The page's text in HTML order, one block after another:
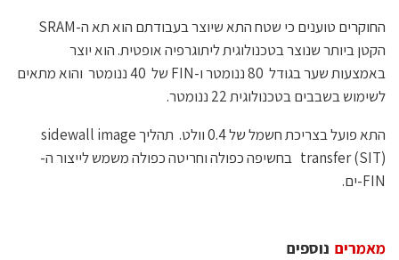
החוקרים טוענים כי שטח התא שיוצר בעבודתם הוא תא ה-SRAM
הקטן ביותר שנוצר בטכנולוגית ליתוגרפיה אופטית. הוא יוצר
באמצעות שער בגודל 80 ננומטר ו-FIN של 40 ננומטר והוא מתאים
לשימוש בשבבים בטכנולוגית 22 ננומטר.
התא פועל בצריכת חשמל של 0.4 וולט. תהליך sidewall image
transfer (SIT) בחשיפה כפולה וחריטה כפולה משמש לייצור ה-
FIN-ים.
נוספים מאמרים